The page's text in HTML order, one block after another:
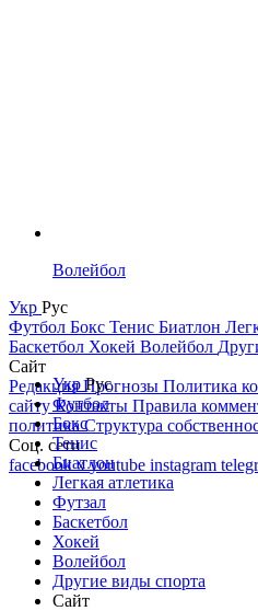
Волейбол
Укр Рус
Футбол Бокс Тенис Биатлон
Баскетбол Хокей Волейбол
Сайт
РедакцияПрогнозы Политика
сайтуКонтакты Правила
политикаСтруктура
Соц. сети
facebookxyoutube instagram
УкрРус
Футбол
Бокс
Тенис
Биатлон
Легкая атлетика
Футзал
Баскетбол
Хокей
Волейбол
Другие виды спорта
Сайт